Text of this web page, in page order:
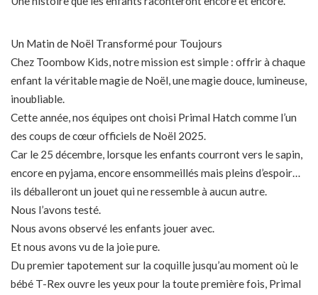
Un Matin de Noël Transformé pour Toujours
Chez Toombow Kids, notre mission est simple : offrir à chaque
enfant la véritable magie de Noël, une magie douce, lumineuse,
inoubliable.
Cette année, nos équipes ont choisi Primal Hatch comme l’un
des coups de cœur officiels de Noël 2025.
Car le 25 décembre, lorsque les enfants courront vers le sapin,
encore en pyjama, encore ensommeillés mais pleins d’espoir…
ils déballeront un jouet qui ne ressemble à aucun autre.
Nous l’avons testé.
Nous avons observé les enfants jouer avec.
Et nous avons vu de la joie pure.
Du premier tapotement sur la coquille jusqu’au moment où le
bébé T-Rex ouvre les yeux pour la toute première fois, Primal